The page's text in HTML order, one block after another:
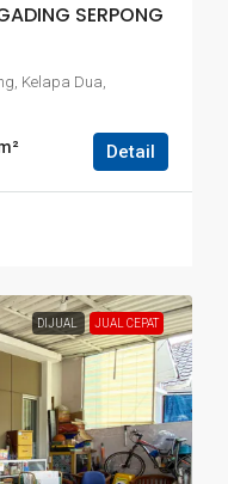
SERPONG
Kelapa Dua,
Detail
DIJUAL JUAL CEPAT